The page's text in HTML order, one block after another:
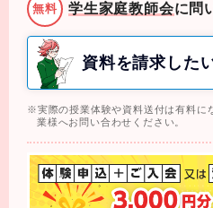
無料 学生家庭教師会に問
資料を請求した
実際の授業体験や資料送付は有料に
業様へお問い合わせください。